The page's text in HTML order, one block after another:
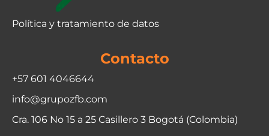
Política y tratamiento de datos
Contacto
+57 601 4046644
info@grupozfb.com
Cra. 106 No 15 a 25 Casillero 3 Bogotá (Colombia)